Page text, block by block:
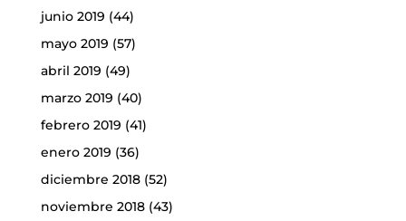
junio 2019 (44)
mayo 2019 (57)
abril 2019 (49)
marzo 2019 (40)
febrero 2019 (41)
enero 2019 (36)
diciembre 2018(52)
noviembre 2018(43)